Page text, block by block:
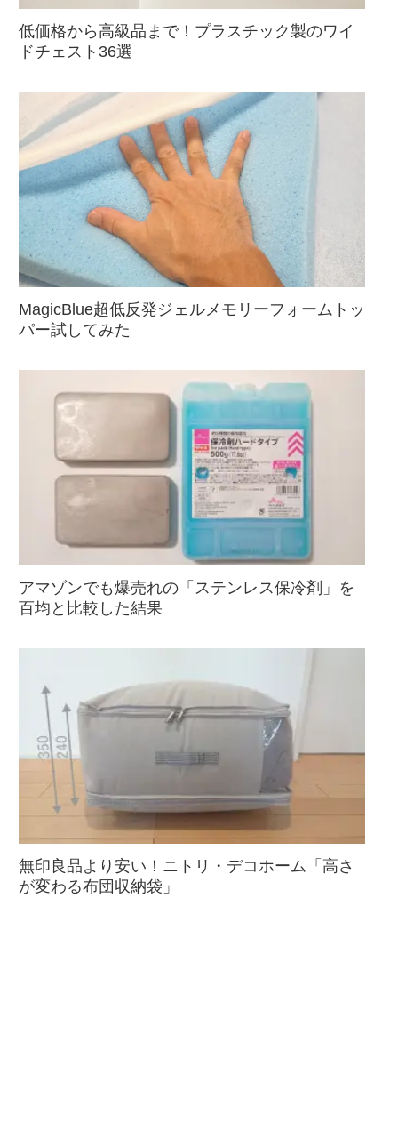
低価格から高級品まで！プラスチック製のワイ
ドチェスト36選
MagicBlue超低反発ジェルメモリーフォームトッ
パー試してみた
アマゾンでも爆売れの「ステンレス保冷剤」を
百均と比較した結果
無印良品より安い！ニトリ・デコホーム「高さ
が変わる布団収納袋」